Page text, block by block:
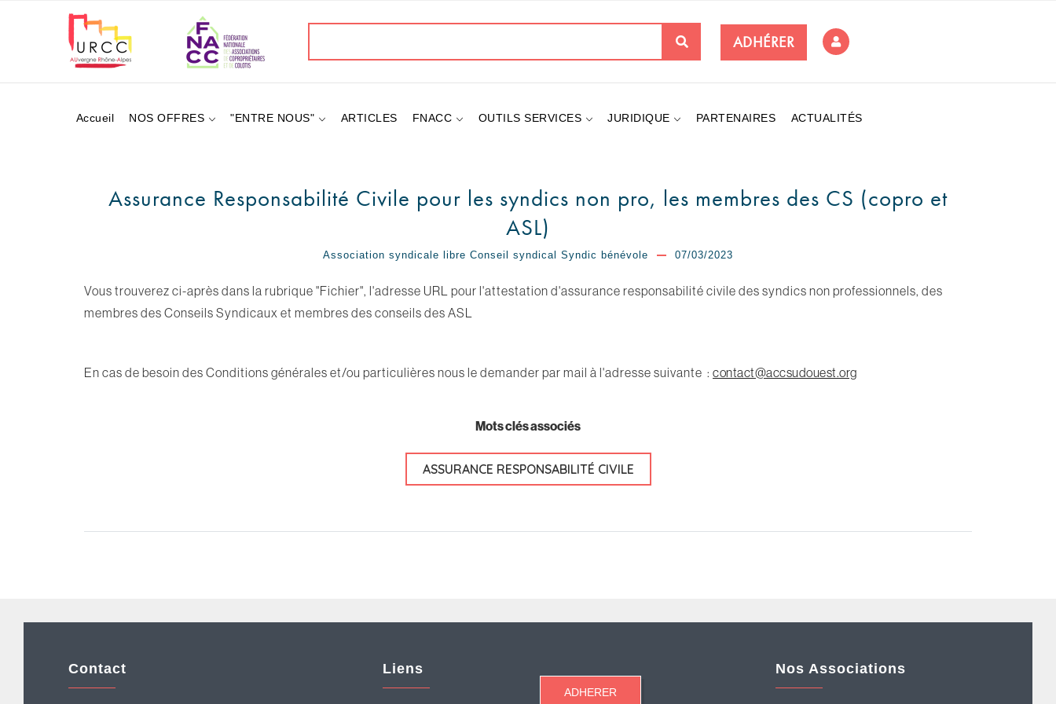
ADHÉRER
Accueil NOS OFFRES "ENTRE NOUS" ARTICLES FNACC OUTILS SERVICES JURIDIQUE PARTENAIRES ACTUALITÉS
Assurance Responsabilité Civile pour les syndics non pro, les membres des CS (copro et
ASL)
Association syndicale libre Conseil syndical Syndic bénévole 07/03/2023
Vous trouverez ci-après dans la rubrique "Fichier", l'adresse URL pour l'attestation d'assurance responsabilité civile des syndics non professionnels, des
membres des Conseils Syndicaux et membres des conseils des ASL
En cas de besoin des Conditions générales et/ou particulières nous le demander par mail à l'adresse suivante : contact@accsudouest.org
Mots clés associés
ASSURANCE RESPONSABILITÉ CIVILE
Contact Liens Nos Associations